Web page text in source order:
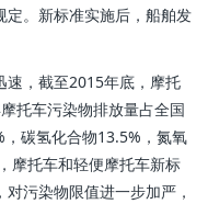
定。新标准实施后，船舶发
速，截至2015年底，摩托
托车污染物排放量占全国
碳氢化合物13.5%，氮氧
摩托车和轻便摩托车新标
污染物限值进一步加严，